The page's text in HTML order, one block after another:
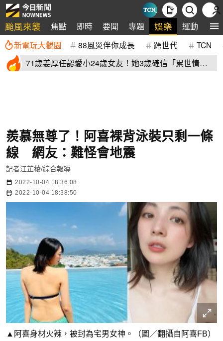
颱風來襲 焦點 即時 要聞 專題 娛樂 運動 全
新電玩大觀園 88風災伴你成長 跨世代 TCN
71歲姜厚任認愛小24歲女友！她3歲確信「累世情
羨慕無尊了！阿喜裸背泳裝只剩一條
線 網友：難怪會地震
記者江芷稜/綜合報導
2022-10-04 18:36:08
2022-10-04 18:38:50
▲阿喜身材火辣，被封為宅男女神。（圖／翻攝自阿喜FB）